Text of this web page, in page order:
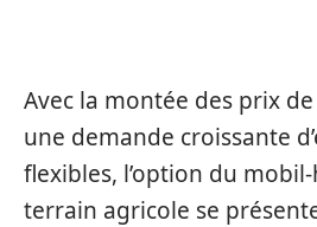
Avec la montée des prix
une demande croissante
flexibles, l’option du
terrain agricole se